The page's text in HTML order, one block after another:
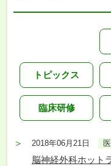
トピックス
臨床研修
2018年06月21日
脳神経外科ホット